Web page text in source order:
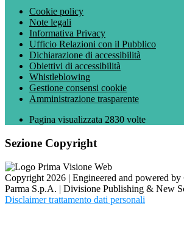
Cookie policy
Note legali
Informativa Privacy
Ufficio Relazioni con il Pubblico
Dichiarazione di accessibilità
Obiettivi di accessibilità
Whistleblowing
Gestione consensi cookie
Amministrazione trasparente
Pagina visualizzata 2830 volte
Sezione Copyright
Copyright 2026 | Engineered and powered by
Parma S.p.A. | Divisione Publishing & New
Disclaimer trattamento dati personali